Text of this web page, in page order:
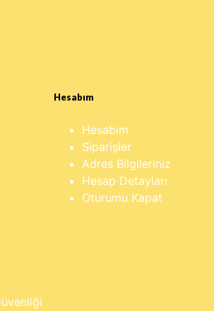
Hesabım
Hesabım
Siparişler
Adres Bilgileriniz
Hesap Detayları
Oturumu Kapat